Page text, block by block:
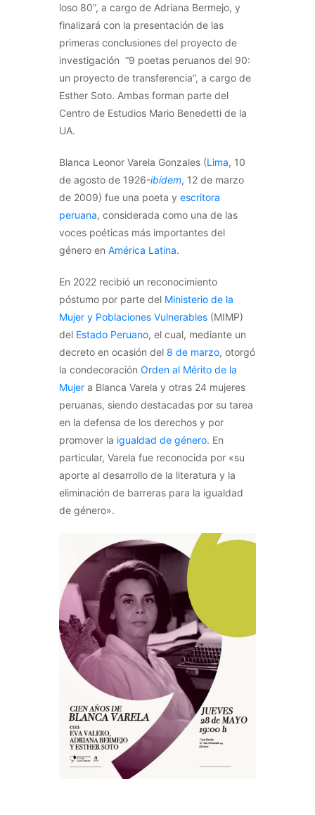
loso 80”, a cargo de Adriana Bermejo, y
finalizará con la presentación de las
primeras conclusiones del proyecto de
investigación “9 poetas peruanos del 90:
un proyecto de transferencia”, a cargo de
Esther Soto. Ambas forman parte del
Centro de Estudios Mario Benedetti de la
UA.
Blanca Leonor Varela Gonzales (Lima, 10
de agosto de 1926-ibídem, 12 de marzo
de 2009) fue una poeta y escritora
peruana, considerada como una de las
voces poéticas más importantes del
género en América Latina.
En 2022 recibió un reconocimiento
póstumo por parte del Ministerio de la
Mujer y Poblaciones Vulnerables (MIMP)
del Estado Peruano, el cual, mediante un
decreto en ocasión del 8 de marzo, otorgó
la condecoración Orden al Mérito de la
Mujer a Blanca Varela y otras 24 mujeres
peruanas, siendo destacadas por su tarea
en la defensa de los derechos y por
promover la igualdad de género. En
particular, Varela fue reconocida por «su
aporte al desarrollo de la literatura y la
eliminación de barreras para la igualdad
de género».